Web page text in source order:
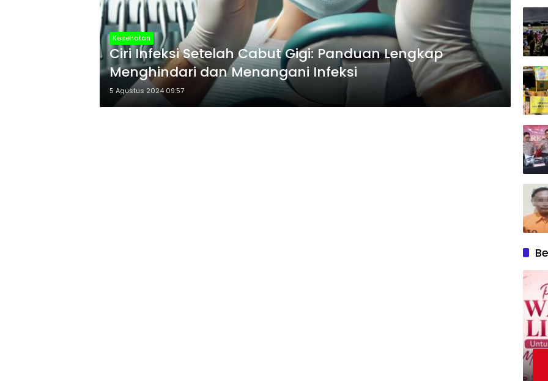
Kesehatan
Ciri Infeksi Setelah Cabut Gigi: Panduan Lengkap
Menghindari dan Menangani Infeksi
5 Agustus 2024 09:57